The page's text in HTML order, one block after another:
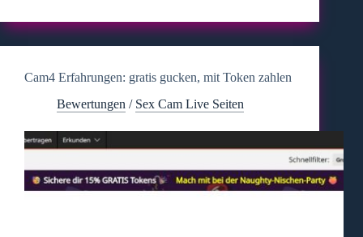
Cam4 Erfahrungen: gratis gucken, mit Token zahlen
Bewertungen / Sex Cam Live Seiten